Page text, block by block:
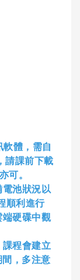
體，需自
請課前下載
可。
池狀況以
順利進行
端硬碟中觀
程會建立
，多注意